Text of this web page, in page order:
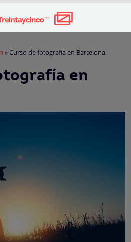
» Curso de fotografía en Barcelona
en